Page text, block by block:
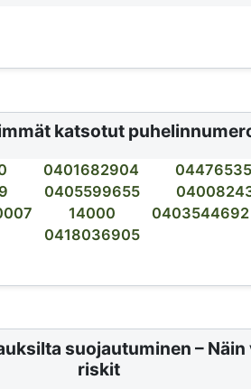
katsotut
0401682904
0405599655
14000
0403544692
0418036905
suojautuminen – Näin
riskit